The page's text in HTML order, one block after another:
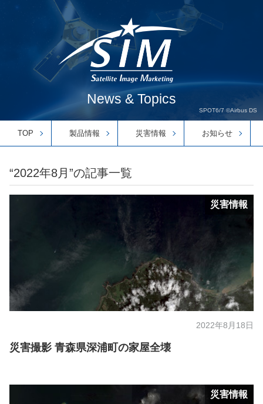
News & Topics
SPOT6/7 ©Airbus DS
TOP 製品情報 災害情報 お知らせ
“2022年8月”の記事一覧
災害情報
2022年8月18日
災害撮影 青森県深浦町の家屋全壊
災害情報